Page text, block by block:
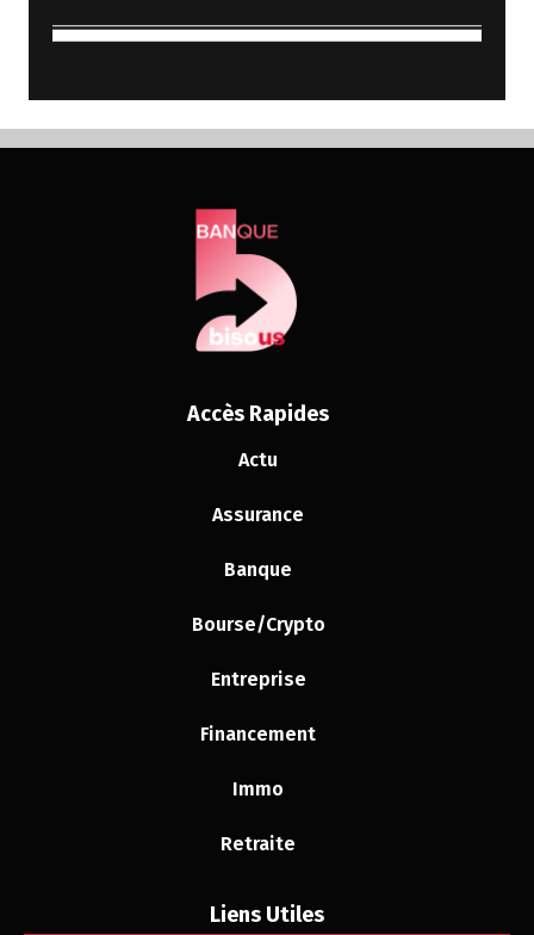
Accès Rapides
Actu
Assurance
Banque
Bourse/Crypto
Entreprise
Financement
Immo
Retraite
Liens Utiles